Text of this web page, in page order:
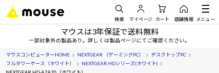
検索 マイページ カート 店舗情報 メニュー
マウスは3年保証で送料無料
一部対象外の製品あり。詳しくは製品ページにてご確認ください。
マウスコンピューターHOME NEXTGEAR （ゲーミングPC）
デスクトップPC
フルタワーケース（ホワイト）
NEXTGEAR HDシリーズ(ホワイト)